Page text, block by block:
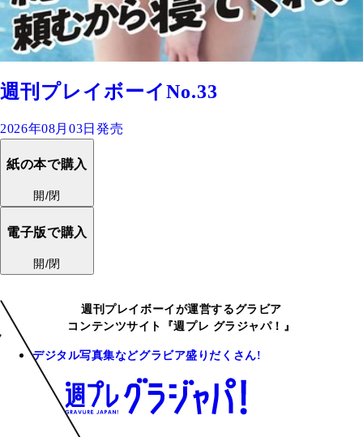
週刊プレイボーイNo.33
2026年08月03日発売
紙の本で購入
開/閉
電子版で購入
開/閉
週刊プレイボーイが運営するグラビア
コンテンツサイト『週プレ グラジャパ！』
デジタル写真集などグラビア盛りだくさん!